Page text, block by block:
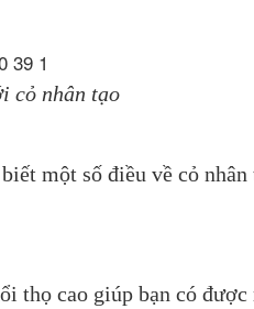
cỏ nhân tạo
một số điều về cỏ
thọ cao giúp bạn có